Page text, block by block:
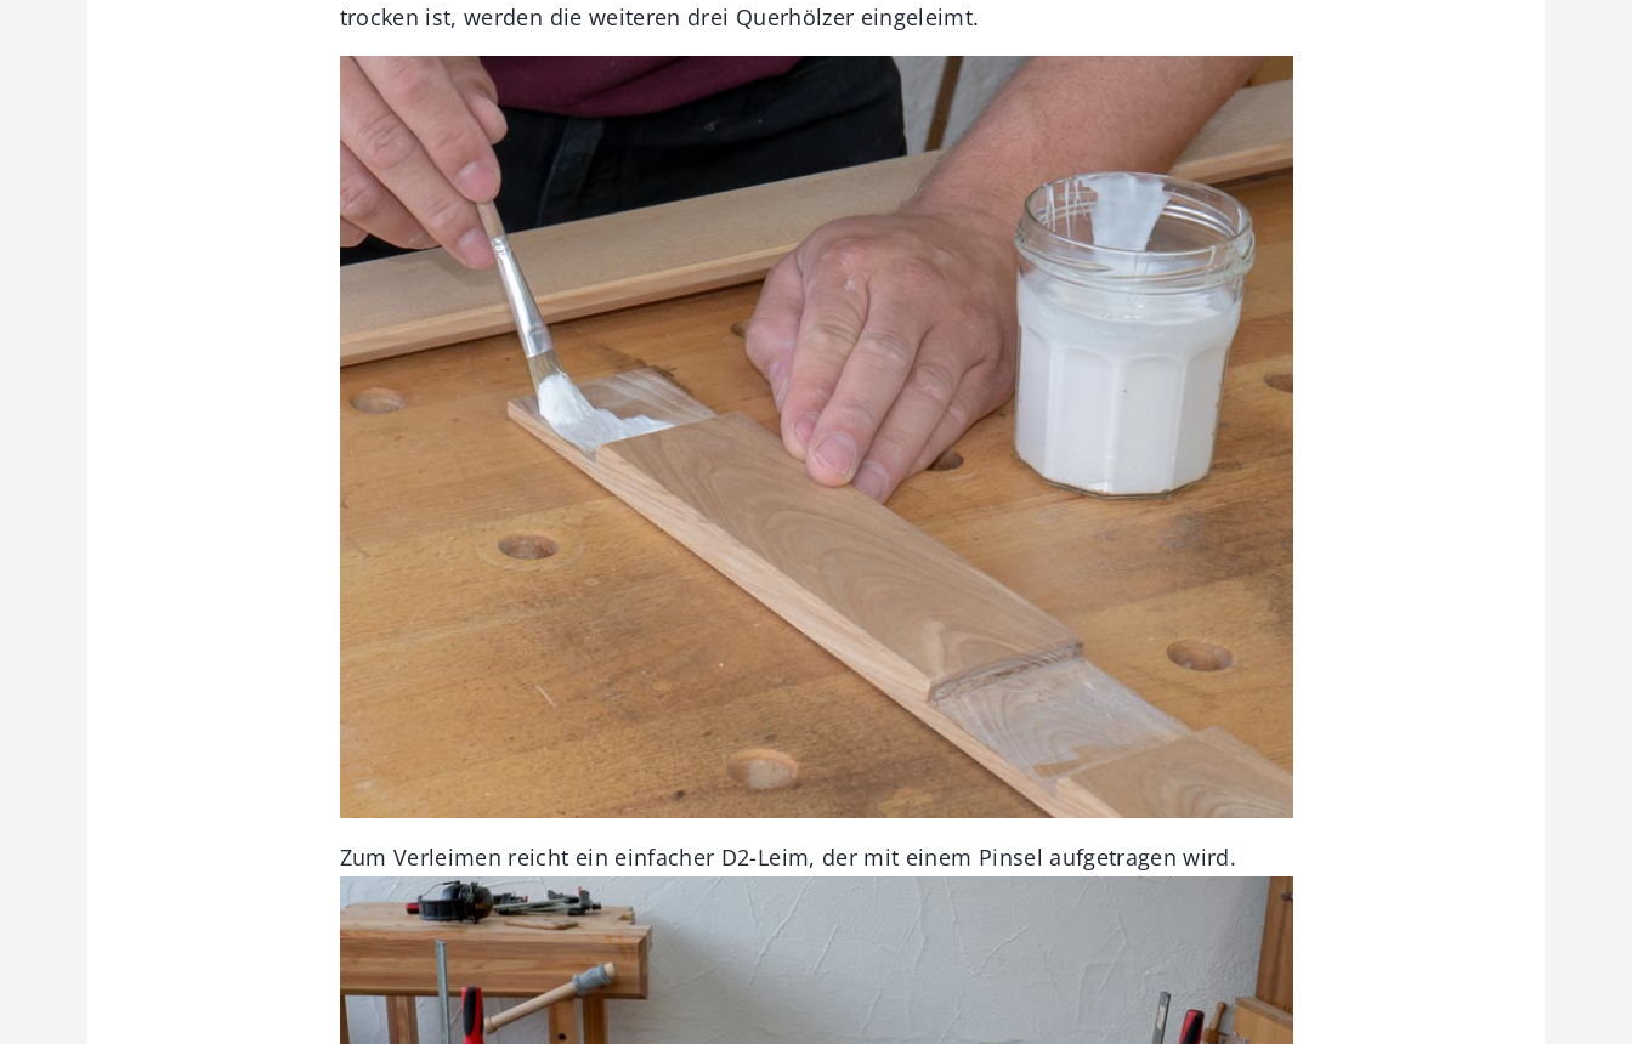
trocken ist, werden die weiteren drei Querhölzer eingeleimt.
Zum Verleimen reicht ein einfacher D2-Leim, der mit einem Pinsel aufgetragen wird.